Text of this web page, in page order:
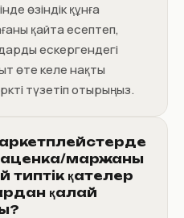
өзіндік құнға
қайта есептеп,
ескергендегі
өте келе нақты
түзетіп отырыңыз.
маржаны
типтік қателер
қалай